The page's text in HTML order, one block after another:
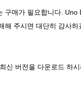
구매가 필요합니다.
해 주시면 대단히 감사하
신 버전을 다운로드 하